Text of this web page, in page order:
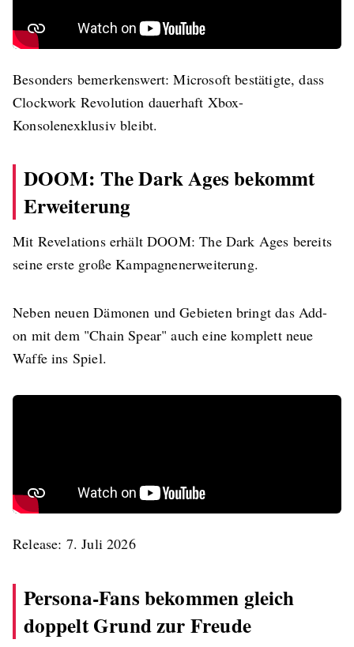
Besonders bemerkenswert: Microsoft bestätigte, dass
Clockwork Revolution dauerhaft Xbox-
Konsolenexklusiv bleibt.
DOOM: The Dark Ages bekommt
Erweiterung
Mit Revelations erhält DOOM: The Dark Ages bereits
seine erste große Kampagnenerweiterung.
Neben neuen Dämonen und Gebieten bringt das Add-
on mit dem "Chain Spear" auch eine komplett neue
Waffe ins Spiel.
Release: 7. Juli 2026
Persona-Fans bekommen gleich
doppelt Grund zur Freude